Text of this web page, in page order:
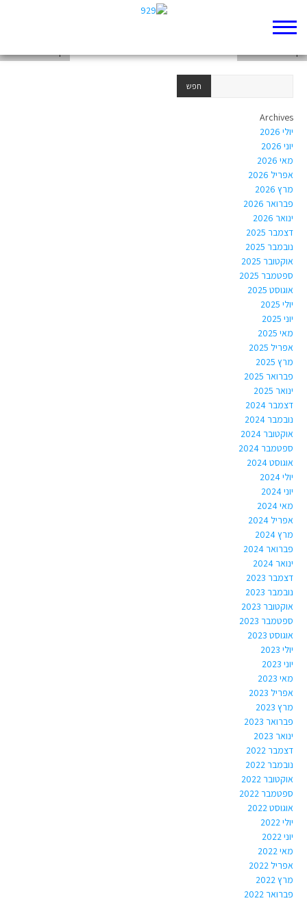
Archives
יולי 2026
יוני 2026
מאי 2026
אפריל 2026
מרץ 2026
פברואר 2026
ינואר 2026
דצמבר 2025
נובמבר 2025
אוקטובר 2025
ספטמבר 2025
אוגוסט 2025
יולי 2025
יוני 2025
מאי 2025
אפריל 2025
מרץ 2025
פברואר 2025
ינואר 2025
דצמבר 2024
נובמבר 2024
אוקטובר 2024
ספטמבר 2024
אוגוסט 2024
יולי 2024
יוני 2024
מאי 2024
אפריל 2024
מרץ 2024
פברואר 2024
ינואר 2024
דצמבר 2023
נובמבר 2023
אוקטובר 2023
ספטמבר 2023
אוגוסט 2023
יולי 2023
יוני 2023
מאי 2023
אפריל 2023
מרץ 2023
פברואר 2023
ינואר 2023
דצמבר 2022
נובמבר 2022
אוקטובר 2022
ספטמבר 2022
אוגוסט 2022
יולי 2022
יוני 2022
מאי 2022
אפריל 2022
מרץ 2022
פברואר 2022